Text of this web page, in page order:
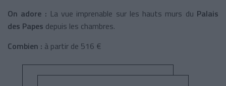
On adore : La vue imprenable sur les hauts murs du Palais
des Papes depuis les chambres.
Combien : à partir de 516 €